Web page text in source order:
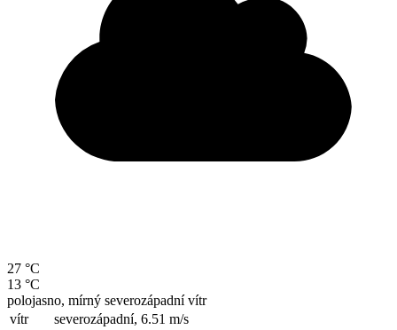
27 °C
13 °C
polojasno, mírný severozápadní vítr
vítr
severozápadní, 6.51 m/s